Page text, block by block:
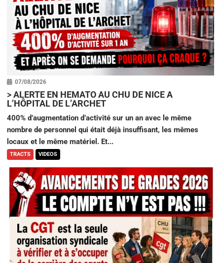
07/08/2026
>ALERTE EN HEMATO AU CHU DE NICE A
L’HÔPITAL DE L’ARCHET
400% d’augmentation d’activité sur un an avec le même
nombre de personnel qui était déjà insuffisant, les mêmes
locaux et le même matériel. Et...
TRACTS VIDEOS